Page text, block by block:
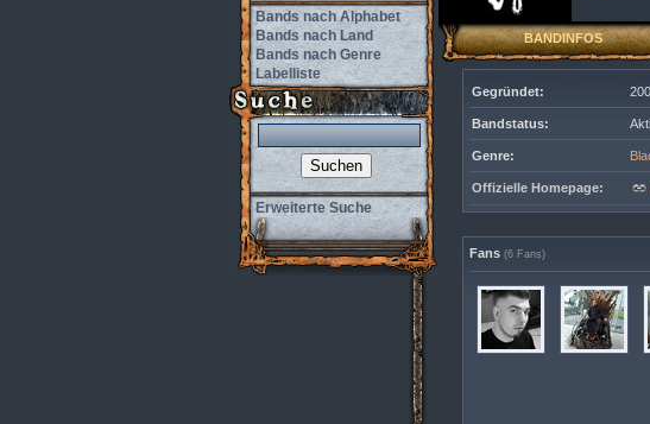
Bands nach Alphabet
Bands nach Land
Bands nach Genre
Labelliste
Erweiterte Suche
BANDINFOS
Gegründet:
Bandstatus:
Genre:
Offizielle Homepage:
Fans (6 Fans)